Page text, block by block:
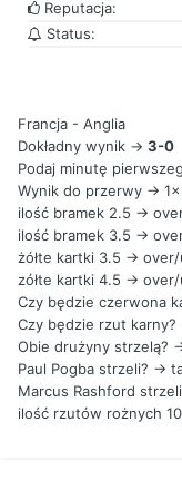
Reputacja:
Status:
Francja - Anglia
Dokładny wynik -> 3-0
Podaj minutę
Wynik do
ilość bramek 2.5 ->
ilość bramek 3.5
żółte kartki 3.5 ->
zółte kartki 4.5 -
Czy będzie
Czy będzie rzut
Obie drużyny
Paul Pogba
Marcus Rashford
ilość rzutów